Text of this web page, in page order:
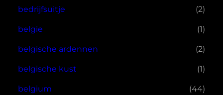
bedrijfsuitje (2)
belgie (1)
belgische ardennen (2)
belgische kust (1)
belgium (44)